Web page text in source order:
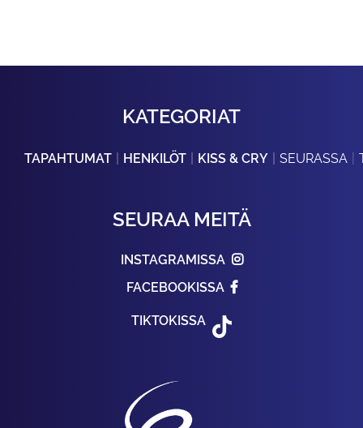
KATEGORIAT
TAPAHTUMAT HENKILÖT KISS & CRY SEURASSA
SEURAA MEITÄ
INSTAGRAMISSA
FACEBOOKISSA
TIKTOKISSA